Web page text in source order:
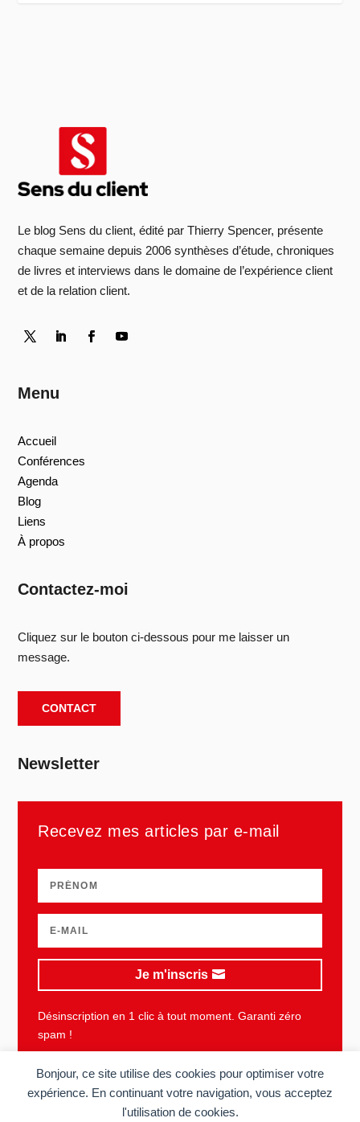
Bonjour, ce site utilise des cookies pour optimiser votre
expérience. En continuant votre navigation, vous acceptez
l'utilisation de cookies.
Le blog Sens du client, édité par Thierry Spencer, présente
chaque semaine depuis 2006 synthèses d’étude, chroniques
de livres et interviews dans le domaine de l’expérience client
et de la relation client.
Menu
Accueil
Conférences
Agenda
Blog
Liens
À propos
Contactez-moi
Cliquez sur le bouton ci-dessous pour me laisser un
message.
CONTACT
Newsletter
Recevez mes articles par e-mail
Je m'inscris
Désinscription en 1 clic à tout moment. Garanti zéro
spam !
Plan du site Mentions légales Vie privée